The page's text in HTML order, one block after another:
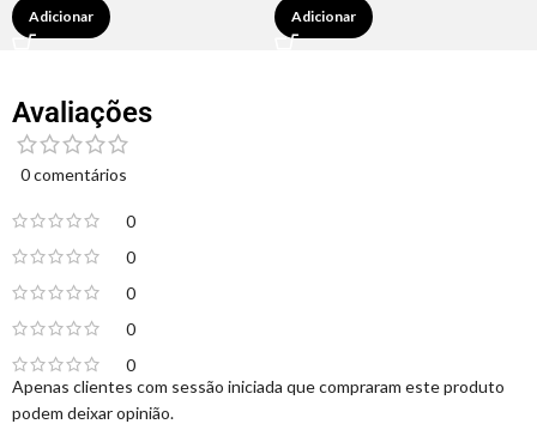
Adicionar Adicionar
Avaliações
0 comentários
0
0
0
0
0
Apenas clientes com sessão iniciada que compraram este produto
podem deixar opinião.